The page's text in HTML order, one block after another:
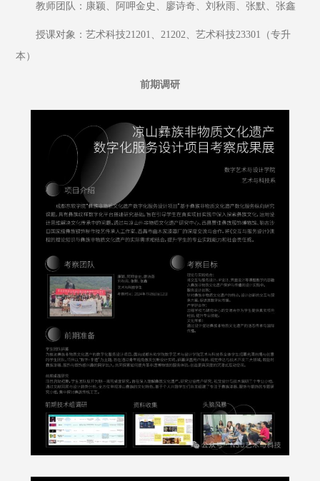
教师团队：康颖、阿呷金史、廖诗奇、刘秋雨、张默、张鑫
授课对象：艺术科技21201、21202、艺术科技23301（专升
本）
前期调研